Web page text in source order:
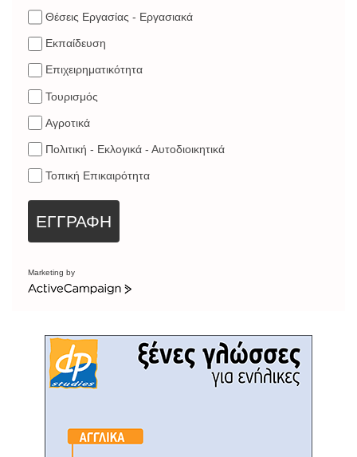
Θέσεις Εργασίας - Εργασιακά
Εκπαίδευση
Επιχειρηματικότητα
Τουρισμός
Αγροτικά
Πολιτική - Εκλογικά - Αυτοδιοικητικά
Τοπική Επικαιρότητα
ΕΓΓΡΑΦΗ
Marketing by